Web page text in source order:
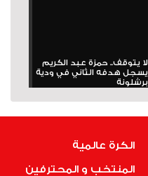
لا يتوقف.. حمزة عبد الكريم
يسجل هدفه الثاني في ودية
برشلونة
الكرة عالمية
المنتخب و المحترفين